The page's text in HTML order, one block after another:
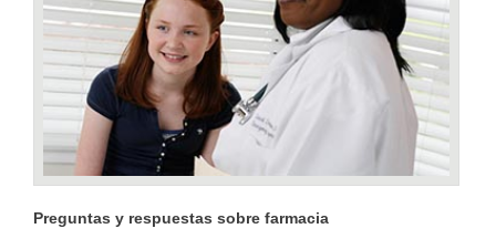
Preguntas y respuestas sobre farmacia